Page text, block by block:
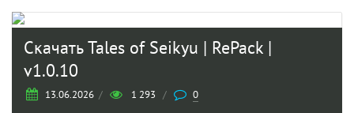
Скачать Tales of Seikyu | RePack |
v1.0.10
13.06.2026 / 1 293 / 0